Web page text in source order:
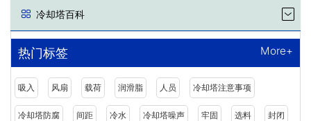
冷却塔百科
热门标签 More+
吸入 风扇 载荷 润滑脂 人员 冷却塔注意事项
冷却塔防腐 间距 冷水 冷却塔噪声 牢固 选料 封闭